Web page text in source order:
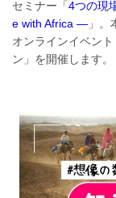
セミナー「 4つの現
e with Africa — 」
オンラインイベン
ン」を開催します。